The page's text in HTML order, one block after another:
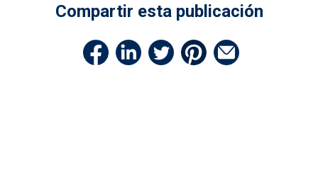
Compartir esta publicación